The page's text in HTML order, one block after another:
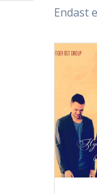
Endast